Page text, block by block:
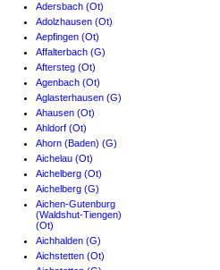
Adersbach (Ot)
Adolzhausen (Ot)
Aepfingen (Ot)
Affalterbach (G)
Aftersteg (Ot)
Agenbach (Ot)
Aglasterhausen (G)
Ahausen (Ot)
Ahldorf (Ot)
Ahorn (Baden) (G)
Aichelau (Ot)
Aichelberg (Ot)
Aichelberg (G)
Aichen-Gutenburg
(Waldshut-Tiengen)
(Ot)
Aichhalden (G)
Aichstetten (Ot)